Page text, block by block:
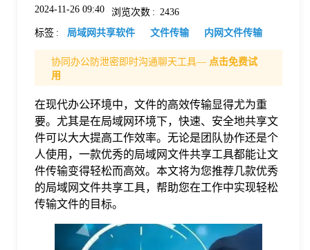
价
格
2024-11-26 09:40 浏览次数 : 2436
标签 : 局域网共享软件 文件传输 内网文件传输
协同办公防泄密即时沟通聊天工具— 点击免费试
用
在现代办公环境中，文件的高效传输显得尤为重
要。尤其是在局域网环境下，快速、安全地共享文
件可以大大提高工作效率。无论是团队协作还是个
人使用，一款优秀的局域网文件共享工具都能让文
件传输变得轻松而高效。本文将为您推荐几款优秀
的局域网文件共享工具，帮助您在工作中实现轻松
传输文件的目标。